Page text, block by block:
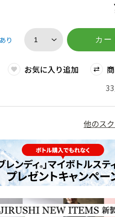
り カー
お気に入り追加
他のス